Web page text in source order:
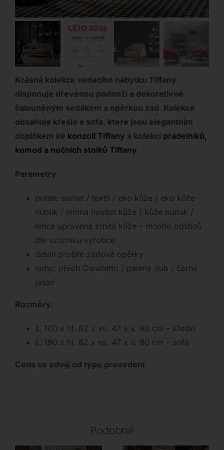
Krásná kolekce sedacího nábytku Tiffany
disponuje dřevěnou podnoží a dekorativně
čalouněným sedákem a opěrkou zad. Kolekce
obsahuje křeslo a sofa, které jsou elegantním
doplňkem ke konzoli Tiffany a kolekci prádelníků,
komod a nočních stolků Tiffany.
Parametry:
potah: samet / textil / eko kůže / eko kůže
nubuk / jemná hovězí kůže / kůže nubuk /
lehce upravená zrnitá kůže – mnoho odstínů
dle vzorníku výrobce
detail prošité zádové opěrky
nohy: ořech Canaletto / pálený dub / černý
jasan
Rozměry:
š. 100 x hl. 82 x vs. 47 x v. 80 cm – křeslo
š. 190 x hl. 82 x vs. 47 x v. 80 cm – sofa
Cena se odvíjí od typu provedení.
Podobné